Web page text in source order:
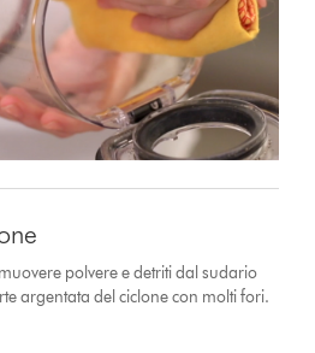
polvere e detriti dal sudario
argentata del ciclone con molti fori.